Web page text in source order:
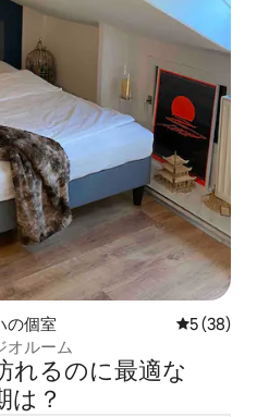
の個室 レビュー
5 (38)
オルーム
れ⁠るの⁠に最⁠適⁠な
は⁠？